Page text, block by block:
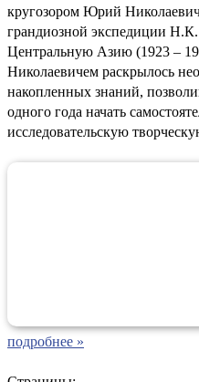
кругозором Юрий
грандиозной экспедиции
Центральную Азию (1923 –
Николаевичем раскрылось
накопленных знаний,
одного года начать
исследовательскую
подробнее »